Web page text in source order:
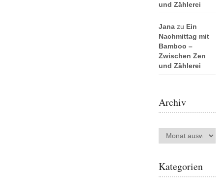
und Zählerei
Janazu Ein
Nachmittag mit
Bamboo –
Zwischen Zen
und Zählerei
Archiv
Archiv
Kategorien